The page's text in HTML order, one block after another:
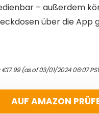
– außerdem
über die App
€17.99(as of 03/01/2024 06:07
AUF AMAZON